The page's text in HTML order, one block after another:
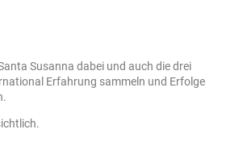
Susanna dabei und auch die drei
Erfahrung sammeln und Erfolge